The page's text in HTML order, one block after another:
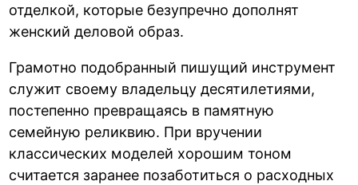
отделкой, которые безупречно дополнят
женский деловой образ.
Грамотно подобранный пишущий инструмент
служит своему владельцу десятилетиями,
постепенно превращаясь в памятную
семейную реликвию. При вручении
классических моделей хорошим тоном
считается заранее позаботиться о расходных